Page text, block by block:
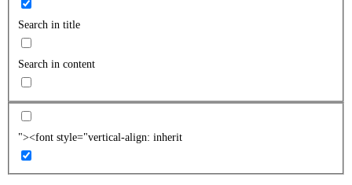
Search in title
Search in content
"><font style="vertical-align: inherit